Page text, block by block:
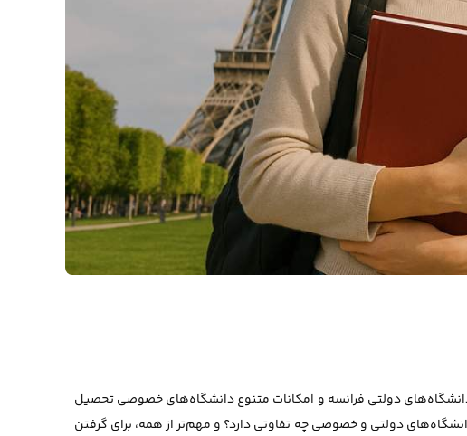
دولتی فرانسه و امکانات متنوع دانشگاه‌های خصوصی تحصیل
دولتی و خصوصی چه تفاوتی دارد؟ و مهم‌تر از همه، برای گرفتن